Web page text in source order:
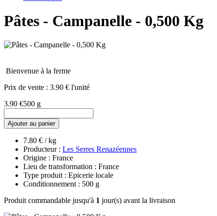
Pâtes - Campanelle - 0,500 Kg
Bienvenue à la ferme
Prix de vente : 3.90 € l'unité
3.90 €500 g
Ajouter au panier
7.80 € / kg
Producteur : Les Serres Renazéennes
Origine : France
Lieu de transformation : France
Type produit : Epicerie locale
Conditionnement : 500 g
Produit commandable jusqu'à 1 jour(s) avant la livraison